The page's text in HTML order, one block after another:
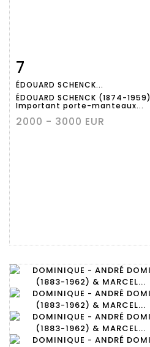
détaillée
7
ÉDOUARD SCHENCK...
ÉDOUARD SCHENCK (1874-1959)
Important porte-manteaux...
2000 - 3000 EUR